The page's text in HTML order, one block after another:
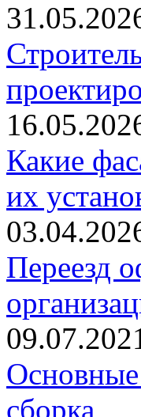
Какие
их
Переезд
сборка